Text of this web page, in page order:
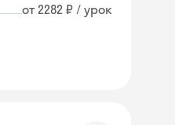
от 2282 ₽ / урок